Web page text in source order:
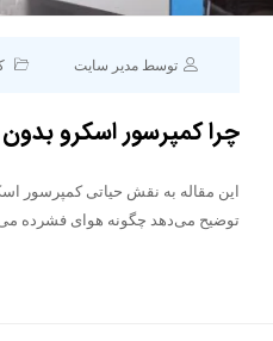
توسط مدیر سایت
چرا کمپرسور اسکرو
این مقاله به نقش حیاتی کمپرسور
توضیح می‌دهد چگونه هوای فشرده